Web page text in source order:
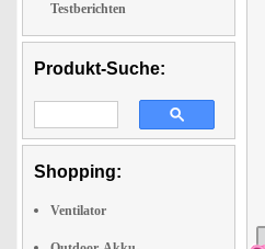
Testberichten
Produkt-Suche:
Shopping:
Ventilator